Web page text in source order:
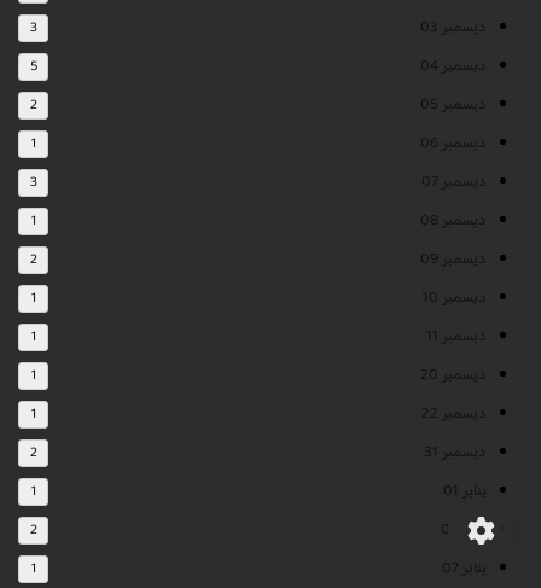
ديسمبر 03 3
ديسمبر 04 5
ديسمبر 05 2
ديسمبر 06 1
ديسمبر 07 3
ديسمبر 08 1
ديسمبر 09 2
ديسمبر 10 1
ديسمبر 11 1
ديسمبر 20 1
ديسمبر 22 1
ديسمبر 31 2
يناير 01 1
يناير 05 2
يناير 07 1